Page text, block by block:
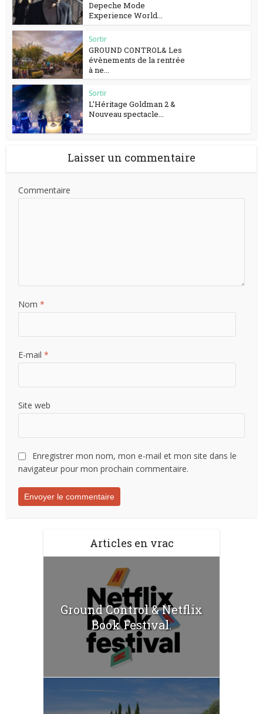
Depeche Mode
Experience World...
Sortir
GROUND CONTROL& Les
évènements de la rentrée
à ne...
Sortir
L’Héritage Goldman 2 &
Nouveau spectacle...
Laisser un commentaire
Commentaire
Nom*
E-mail*
Site web
Enregistrer mon nom, mon e-mail et mon site dans le
navigateur pour mon prochain commentaire.
Articles en vrac
Ground Control & Netflix
Book Festival.